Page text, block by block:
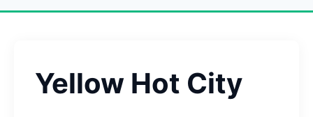
Yellow Hot City